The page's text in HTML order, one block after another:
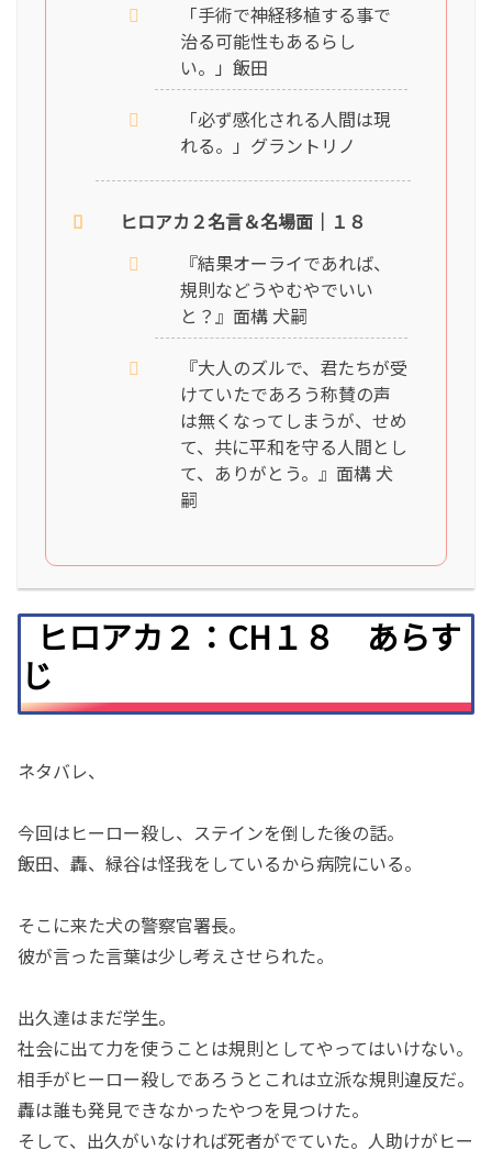
「手術で神経移植する事で
治る可能性もあるらし
い。」飯田
「必ず感化される人間は現
れる。」グラントリノ
ヒロアカ２名言＆名場面｜１８
『結果オーライであれば、
規則などうやむやでいい
と？』面構 犬嗣
『大人のズルで、君たちが受
けていたであろう称賛の声
は無くなってしまうが、せめ
て、共に平和を守る人間とし
て、ありがとう。』面構 犬
嗣
ヒロアカ２：CH１８ あらす
じ
ネタバレ、
今回はヒーロー殺し、ステインを倒した後の話。
飯田、轟、緑谷は怪我をしているから病院にいる。
そこに来た犬の警察官署長。
彼が言った言葉は少し考えさせられた。
出久達はまだ学生。
社会に出て力を使うことは規則としてやってはいけない。
相手がヒーロー殺しであろうとこれは立派な規則違反だ。
轟は誰も発見できなかったやつを見つけた。
そして、出久がいなければ死者がでていた。人助けがヒー